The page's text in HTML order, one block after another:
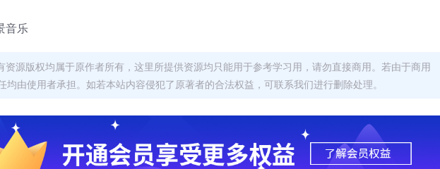
音乐
源版权均属于原作者所有，这里所提供资源均只能用于参考学习用，请勿直接商用。若由于商用
均由使用者承担。如若本站内容侵犯了原著者的合法权益，可联系我们进行删除处理。